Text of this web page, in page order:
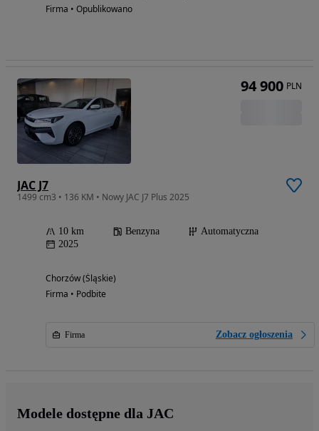
Firma • Opublikowano
JAC J7
1499 cm3 • 136 KM • Nowy JAC J7 Plus 2025
10 km Benzyna
Automatyczna
2025
Chorzów (Śląskie)
Firma • Podbite
Firma Zobacz ogłoszenia
94 900 PLN
Modele dostępne dla JAC